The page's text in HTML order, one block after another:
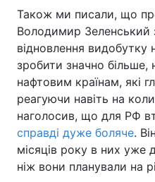
Також ми писали, що
Володимир Зеленський
відновлення видобутку
зробити значно більше,
нафтовим країнам, які
реагуючи навіть на
наголосив, що для РФ
справді дуже боляче.
місяців року в них уже
ніж вони планували на